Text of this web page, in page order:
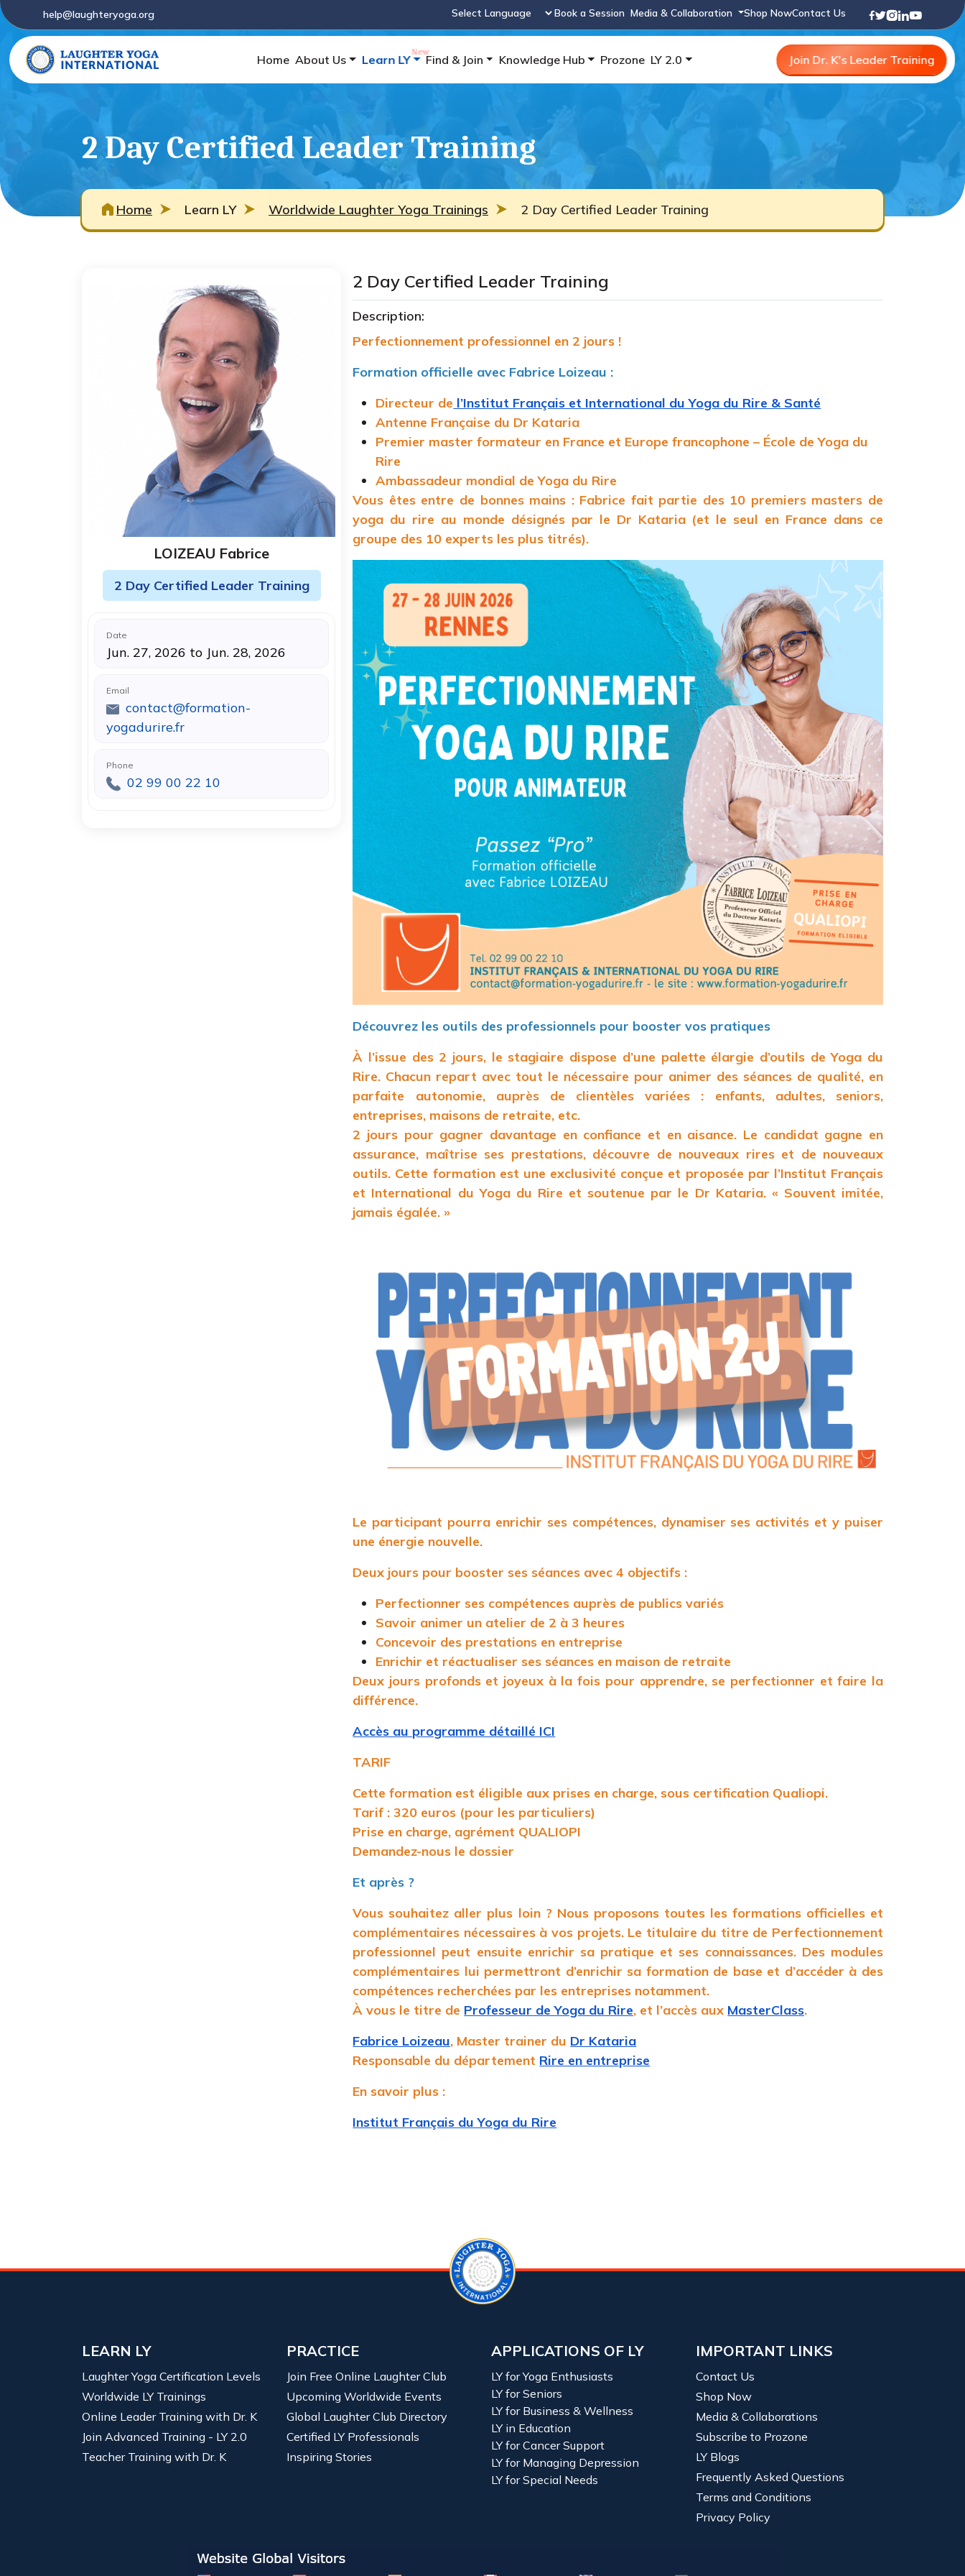
help@laughteryoga.org
Powered by
Book a Session Media & Collaboration Shop NowContact Us
Home About Us Learn LY Find & Join Knowledge Hub Prozone LY 2.0 Join Dr. K's Leader Training
2 Day Certified Leader Training
Home Learn LY Worldwide Laughter Yoga Trainings 2 Day Certified Leader Training
LOIZEAU Fabrice
2 Day Certified Leader Training
Date
Jun. 27, 2026 to Jun. 28, 2026
Email
contact@formation-
yogadurire.fr
Phone
02 99 00 22 10
2 Day Certified Leader Training
Description:
Perfectionnement professionnel en 2 jours !
Formation officielle avec Fabrice Loizeau :
Directeur de l’Institut Français et International du Yoga du Rire & Santé
Antenne Française du Dr Kataria
Premier master formateur en France et Europe francophone – École de Yoga du
Rire
Ambassadeur mondial de Yoga du Rire
Vous êtes entre de bonnes mains : Fabrice fait partie des 10 premiers masters de
yoga du rire au monde désignés par le Dr Kataria (et le seul en France dans ce
groupe des 10 experts les plus titrés).
Découvrez les outils des professionnels pour booster vos pratiques
À l’issue des 2 jours, le stagiaire dispose d’une palette élargie d’outils de Yoga du
Rire. Chacun repart avec tout le nécessaire pour animer des séances de qualité, en
parfaite autonomie, auprès de clientèles variées : enfants, adultes, seniors,
entreprises, maisons de retraite, etc.
2 jours pour gagner davantage en confiance et en aisance. Le candidat gagne en
assurance, maîtrise ses prestations, découvre de nouveaux rires et de nouveaux
outils. Cette formation est une exclusivité conçue et proposée par l’Institut Français
et International du Yoga du Rire et soutenue par le Dr Kataria. « Souvent imitée,
jamais égalée. »
Le participant pourra enrichir ses compétences, dynamiser ses activités et y puiser
une énergie nouvelle.
Deux jours pour booster ses séances avec 4 objectifs :
Perfectionner ses compétences auprès de publics variés
Savoir animer un atelier de 2 à 3 heures
Concevoir des prestations en entreprise
Enrichir et réactualiser ses séances en maison de retraite
Deux jours profonds et joyeux à la fois pour apprendre, se perfectionner et faire la
différence.
Accès au programme détaillé ICI
TARIF
Cette formation est éligible aux prises en charge, sous certification Qualiopi.
Tarif : 320 euros (pour les particuliers)
Prise en charge, agrément QUALIOPI
Demandez-nous le dossier
Et après ?
Vous souhaitez aller plus loin ? Nous proposons toutes les formations officielles et
complémentaires nécessaires à vos projets. Le titulaire du titre de Perfectionnement
professionnel peut ensuite enrichir sa pratique et ses connaissances. Des modules
complémentaires lui permettront d’enrichir sa formation de base et d’accéder à des
compétences recherchées par les entreprises notamment.
À vous le titre de Professeur de Yoga du Rire, et l’accès aux MasterClass.
Fabrice Loizeau, Master trainer du Dr Kataria
Responsable du département Rire en entreprise
En savoir plus :
Institut Français du Yoga du Rire
LEARN LY
Laughter Yoga Certification Levels
Worldwide LY Trainings
Online Leader Training with Dr. K
Join Advanced Training - LY 2.0
Teacher Training with Dr. K
PRACTICE
Join Free Online Laughter Club
Upcoming Worldwide Events
Global Laughter Club Directory
Certified LY Professionals
Inspiring Stories
APPLICATIONS OF LY
LY for Yoga Enthusiasts
LY for Seniors
LY for Business & Wellness
LY in Education
LY for Cancer Support
LY for Managing Depression
LY for Special Needs
IMPORTANT LINKS
Contact Us
Shop Now
Media & Collaborations
Subscribe to Prozone
LY Blogs
Frequently Asked Questions
Terms and Conditions
Privacy Policy